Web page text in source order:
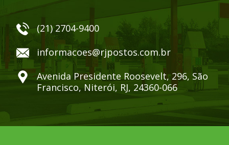
(21) 2704-9400
informacoes@rjpostos.com.br
Avenida Presidente Roosevelt, 296, São
Francisco, Niterói, RJ, 24360-066